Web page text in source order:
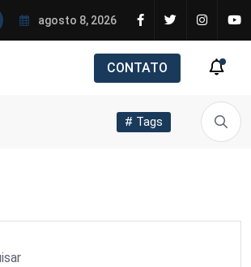
agosto 8, 2026
CONTATO
# Tags